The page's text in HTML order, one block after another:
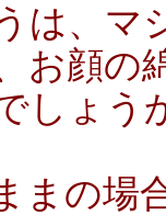
は、マ
お顔の
しょう
まの場